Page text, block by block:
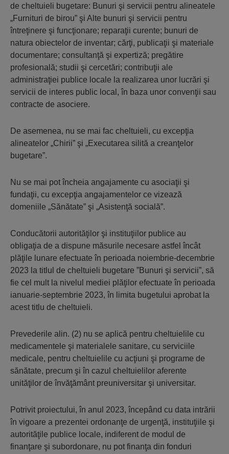
de cheltuieli bugetare: Bunuri şi servicii pentru alineatele
„Furnituri de birou” şi Alte bunuri şi servicii pentru
întreţinere şi funcţionare; reparaţii curente; bunuri de
natura obiectelor de inventar; cărţi, publicaţii şi materiale
documentare; consultanţă şi expertiză; pregătire
profesională; studii şi cercetări; contribuţii ale
administraţiei publice locale la realizarea unor lucrări şi
servicii de interes public local, în baza unor convenţii sau
contracte de asociere.
De asemenea, nu se mai fac cheltuieli, cu excepţia
alineatelor „Chirii” şi „Executarea silită a creanţelor
bugetare”.
Nu se mai pot încheia angajamente cu asociaţii şi
fundaţii, cu excepţia angajamentelor ce vizează
domeniile „Sănătate” şi „Asistenţă socială”.
Conducătorii autorităţilor şi instituţiilor publice au
obligaţia de a dispune măsurile necesare astfel încât
plăţile lunare efectuate în perioada noiembrie-decembrie
2023 la titlul de cheltuieli bugetare ”Bunuri şi servicii”, să
fie cel mult la nivelul mediei plăţilor efectuate în perioada
ianuarie-septembrie 2023, în limita bugetului aprobat la
acest titlu de cheltuieli.
Prevederile alin. (2) nu se aplică pentru cheltuielile cu
medicamentele şi materialele sanitare, cu serviciile
medicale, pentru cheltuielile cu acţiuni şi programe de
sănătate, precum şi în cazul cheltuielilor aferente
unităţilor de învăţământ preuniversitar şi universitar.
Potrivit proiectului, în anul 2023, începând cu data intrării
în vigoare a prezentei ordonanţe de urgenţă, instituţiile şi
autorităţile publice locale, indiferent de modul de
finanţare şi subordonare, nu pot finanţa din fonduri